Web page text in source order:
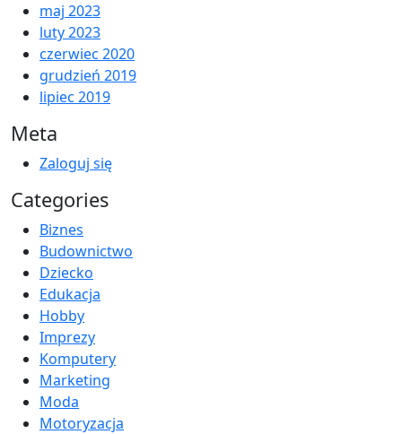
maj 2023
luty 2023
czerwiec 2020
grudzień 2019
lipiec 2019
Meta
Zaloguj się
Categories
Biznes
Budownictwo
Dziecko
Edukacja
Hobby
Imprezy
Komputery
Marketing
Moda
Motoryzacja